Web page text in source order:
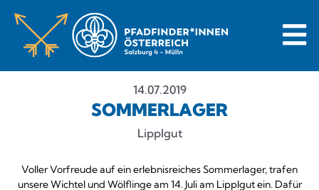
14.07.2019
SOMMERLAGER
Lipplgut
Voller Vorfreude auf ein erlebnisreiches Sommerlager, trafen
unsere Wichtel und Wölflinge am 14. Juli am Lipplgut ein. Dafür